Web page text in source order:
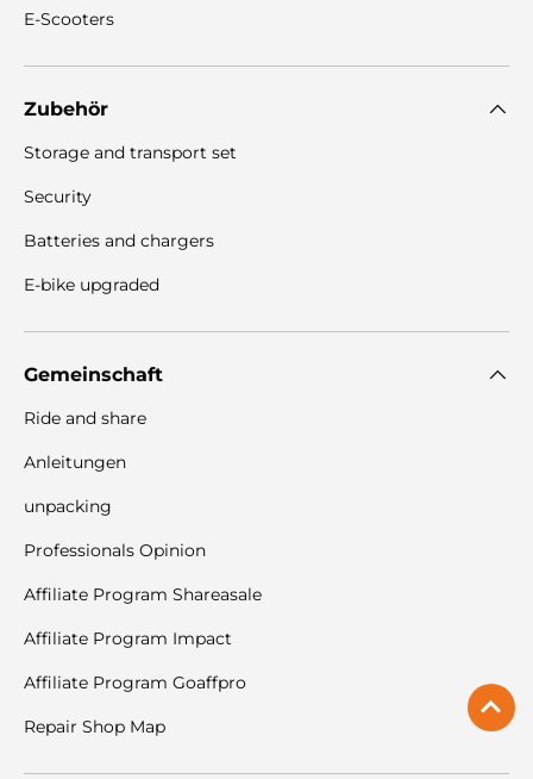
E-Scooters
Zubehör
Storage and transport set
Security
Batteries and chargers
E-bike upgraded
Gemeinschaft
Ride and share
Anleitungen
unpacking
Professionals Opinion
Affiliate Program Shareasale
Affiliate Program Impact
Affiliate Program Goaffpro
Repair Shop Map